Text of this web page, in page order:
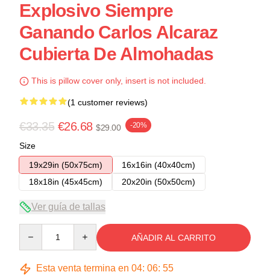
Explosivo Siempre
Ganando Carlos Alcaraz
Cubierta De Almohadas
This is pillow cover only, insert is not included.
(1 customer reviews)
€33.35 €26.68 $29.00 -20%
Size
19x29in (50x75cm)
16x16in (40x40cm)
18x18in (45x45cm)
20x20in (50x50cm)
Ver guía de tallas
AÑADIR AL CARRITO
Esta venta termina en 04: 06: 54